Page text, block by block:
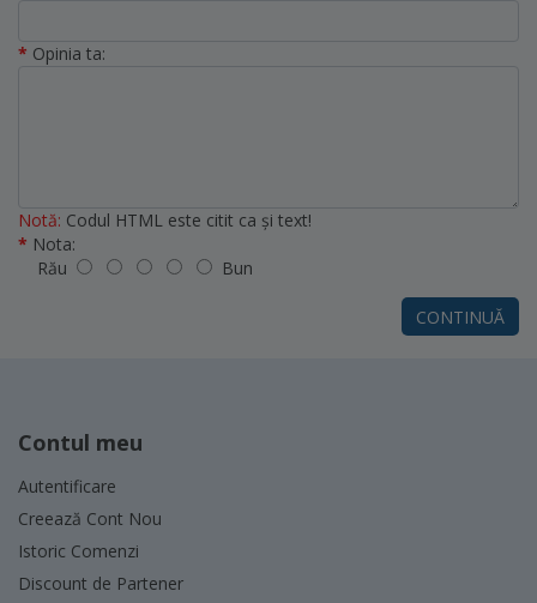
Opinia ta:
Notă: Codul HTML este citit ca şi text!
Nota:
Rău
Bun
CONTINUĂ
Contul meu
Autentificare
Creează Cont Nou
Istoric Comenzi
Discount de Partener